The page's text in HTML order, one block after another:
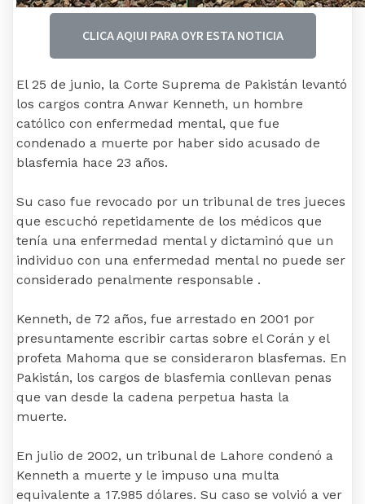
CLICA AQIUI PARA OYR ESTA NOTICIA
El 25 de junio, la Corte Suprema de Pakistán levantó
los cargos contra Anwar Kenneth, un hombre
católico con enfermedad mental, que fue
condenado a muerte por haber sido acusado de
blasfemia hace 23 años.
Su caso fue revocado por un tribunal de tres jueces
que escuchó repetidamente de los médicos que
tenía una enfermedad mental y dictaminó que un
individuo con una enfermedad mental no puede ser
considerado penalmente responsable .
Kenneth, de 72 años, fue arrestado en 2001 por
presuntamente escribir cartas sobre el Corán y el
profeta Mahoma que se consideraron blasfemas. En
Pakistán, los cargos de blasfemia conllevan penas
que van desde la cadena perpetua hasta la
muerte.
En julio de 2002, un tribunal de Lahore condenó a
Kenneth a muerte y le impuso una multa
equivalente a 17.985 dólares. Su caso se volvió a ver